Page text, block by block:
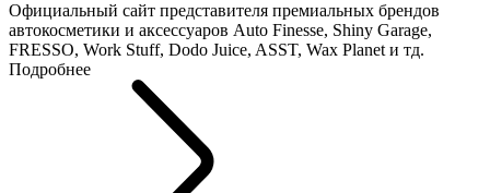
Официальный сайт представителя премиальных брендов
автокосметики и аксессуаров Auto Finesse, Shiny Garage,
FRESSO, Work Stuff, Dodo Juice, ASST, Wax Planet и тд.
Подробнее